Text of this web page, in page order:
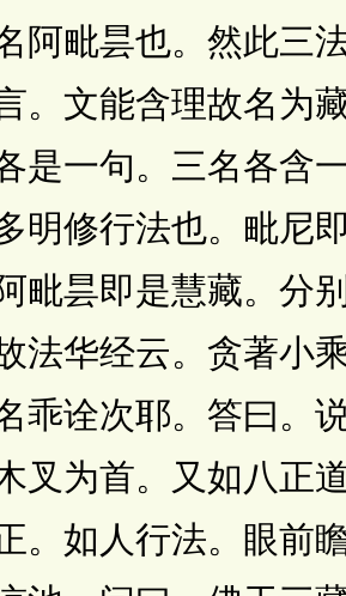
阿毗昙也。然此三
。文能含理故名为
是一句。三名各含
明修行法也。毗尼
毗昙即是慧藏。分
法华经云。贪著小
乖诠次耶。答曰。
叉为首。又如八正
。如人行法。眼前